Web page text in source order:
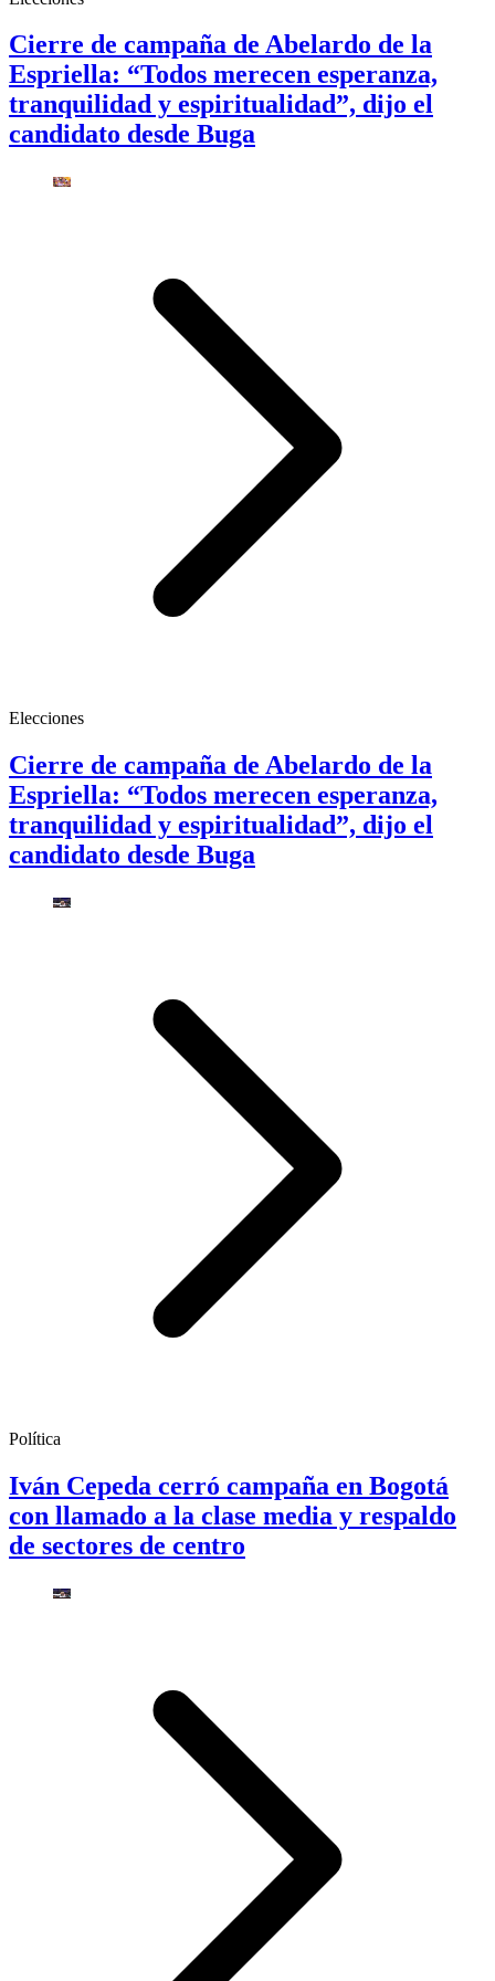
Cierre de campaña de Abelardo de la
Espriella: “Todos merecen esperanza,
tranquilidad y espiritualidad”, dijo el
candidato desde Buga
Elecciones
Cierre de campaña de Abelardo de la
Espriella: “Todos merecen esperanza,
tranquilidad y espiritualidad”, dijo el
candidato desde Buga
Política
Iván Cepeda cerró campaña en Bogotá
con llamado a la clase media y respaldo
de sectores de centro